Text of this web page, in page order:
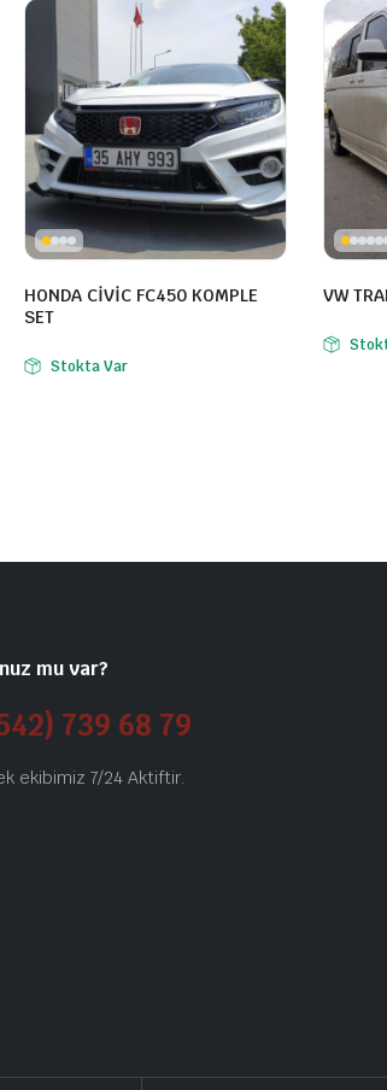
HONDA CİVİC FC450 KOMPLE
SET
Stokta Var
VW
mu var?
739 68 79
ekibimiz 7/24 Aktiftir.